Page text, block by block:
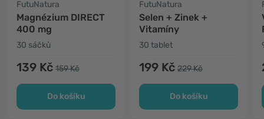
FutuNatura
Magnézium DIRECT
400 mg
30 sáčků
139 Kč 159 Kč
Do košíku
FutuNatura
Selen + Zinek +
Vitamíny
30 tablet
199 Kč 229 Kč
Do košíku